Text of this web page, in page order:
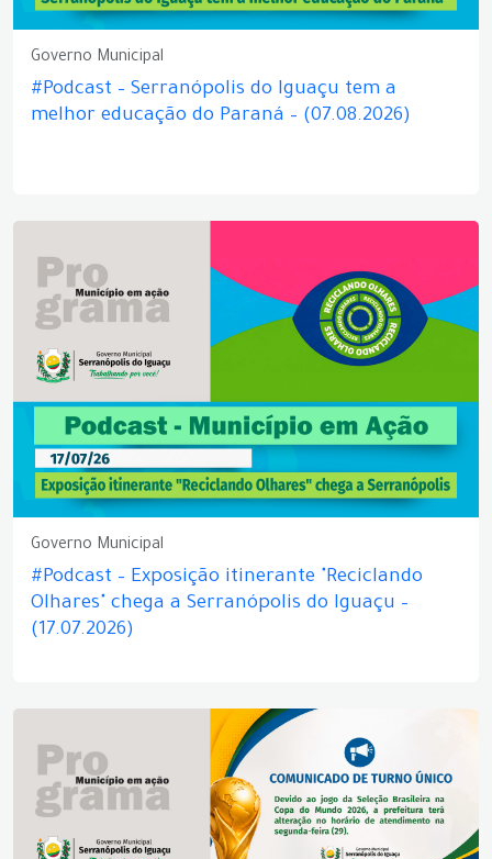
Governo Municipal
#Podcast – Serranópolis do Iguaçu tem a
melhor educação do Paraná – (07.08.2026)
Governo Municipal
#Podcast – Exposição itinerante "Reciclando
Olhares" chega a Serranópolis do Iguaçu –
(17.07.2026)